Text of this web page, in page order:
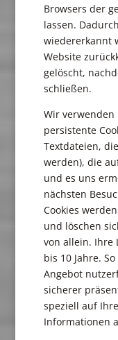
Browsers der
lassen.
wiedererkannt
Website
gelöscht,
schließen.
Wir verwenden
persistente
Textdateien,
werden), die
und es uns
nächsten
Cookies
und löschen
von allein. Ihre
bis 10 Jahre.
Angebot
sicherer
speziell auf
Informationen